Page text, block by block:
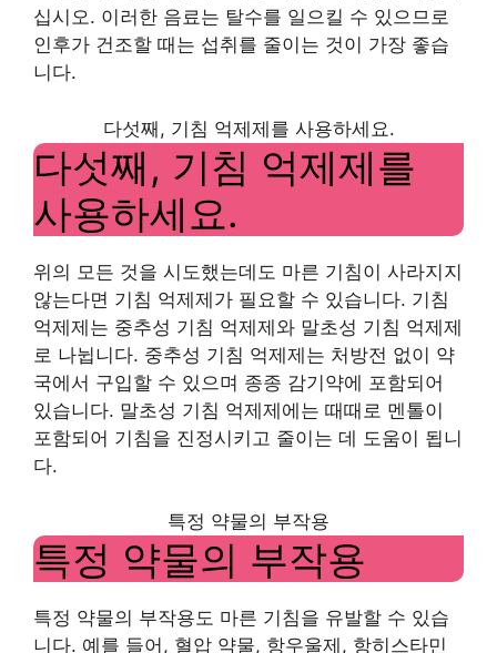
십시오. 이러한 음료는 탈수를 일으킬 수 있으므로
인후가 건조할 때는 섭취를 줄이는 것이 가장 좋습
니다.
다섯째, 기침 억제제를 사용하세요.
다섯째, 기침 억제제를
사용하세요.
위의 모든 것을 시도했는데도 마른 기침이 사라지지
않는다면 기침 억제제가 필요할 수 있습니다. 기침
억제제는 중추성 기침 억제제와 말초성 기침 억제제
로 나뉩니다. 중추성 기침 억제제는 처방전 없이 약
국에서 구입할 수 있으며 종종 감기약에 포함되어
있습니다. 말초성 기침 억제제에는 때때로 멘톨이
포함되어 기침을 진정시키고 줄이는 데 도움이 됩니
다.
특정 약물의 부작용
특정 약물의 부작용
특정 약물의 부작용도 마른 기침을 유발할 수 있습
니다. 예를 들어, 혈압 약물, 항우울제, 항히스타민